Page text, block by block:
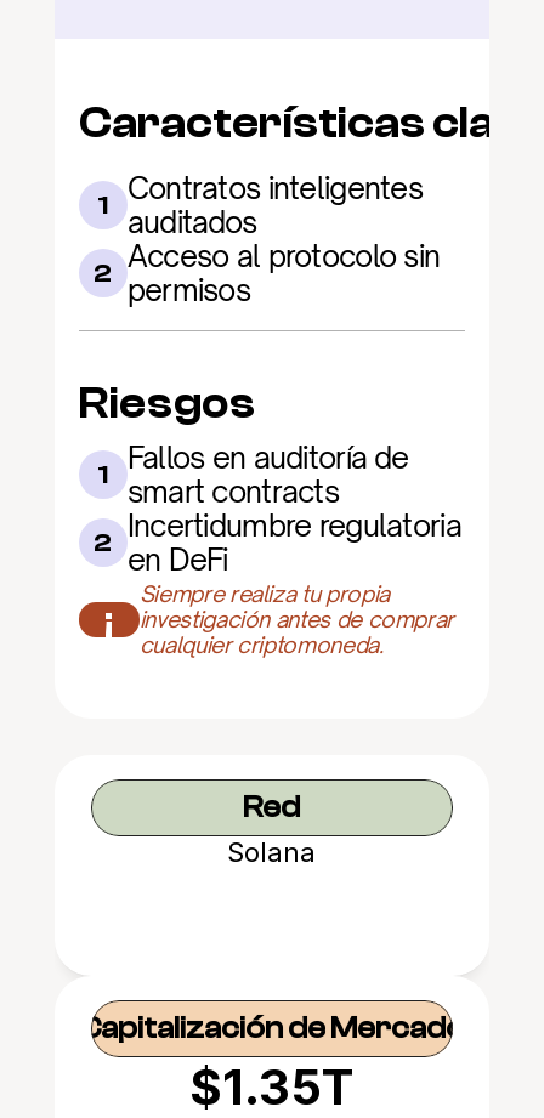
Características
1
Contratos inteligentes
auditados
2 Acceso al protocolo sin
permisos
Riesgos
1
Fallos en auditoría de
smart contracts
2 Incertidumbre regulatoria
en DeFi
¡
Siempre realiza tu propia
investigación antes de comprar
cualquier criptomoneda.
Red
Solana
Capitalización de Mercado
$1.35T